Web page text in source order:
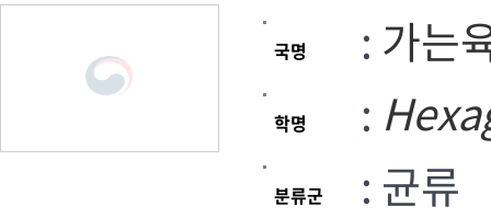
국명 : 가는
학명 :
분류군 : 균류